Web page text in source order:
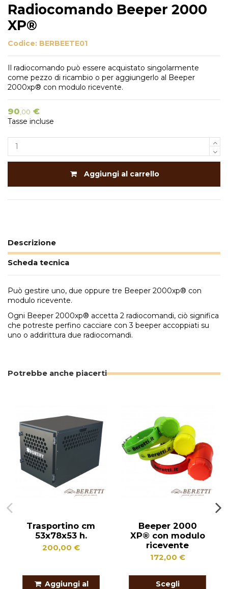
Radiocomando Beeper 2000
XP®
Codice: BERBEETE01
Il radiocomando può essere acquistato singolarmente
come pezzo di ricambio o per aggiungerlo al Beeper
2000xp® con modulo ricevente.
90,00 €
Tasse incluse
Aggiungi al carrello
Descrizione
Scheda tecnica
Può gestire uno, due oppure tre Beeper 2000xp® con
modulo ricevente.
Ogni Beeper 2000xp® accetta 2 radiocomandi, ciò significa
che potreste perfino cacciare con 3 beeper accoppiati su
uno o addirittura due radiocomandi.
Potrebbe anche piacerti
Trasportino cm
53x78x53 h.
200,00 €
Aggiungi al
Beeper 2000
XP® con modulo
ricevente
172,00 €
Scegli